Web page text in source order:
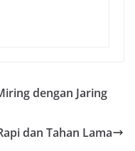
dengan Jaring
dan Tahan Lama